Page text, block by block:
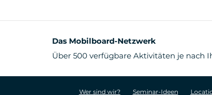
Das Mobilboard-Netzwerk
Über 500 verfügbare Aktivitäten je nach
Wer sind wir? Seminar-Ideen